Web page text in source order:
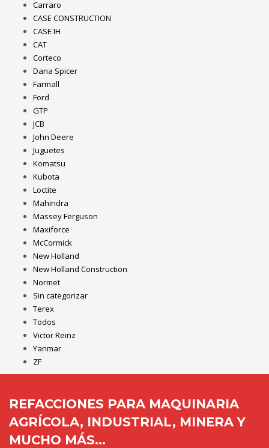
Carraro
CASE CONSTRUCTION
CASE IH
CAT
Corteco
Dana Spicer
Farmall
Ford
GTP
JCB
John Deere
Juguetes
Komatsu
Kubota
Loctite
Mahindra
Massey Ferguson
Maxiforce
McCormick
New Holland
New Holland Construction
Normet
Sin categorizar
Terex
Todos
Victor Reinz
Yanmar
ZF
REFACCIONES PARA MAQUINARIA
AGRÍCOLA, INDUSTRIAL, MINERA Y
MUCHO MÁS...